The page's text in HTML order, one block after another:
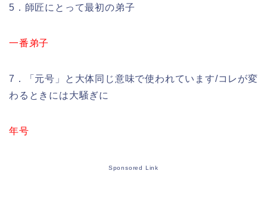
5．師匠にとって最初の弟子
一番弟子
7．「元号」と大体同じ意味で使われています/コレが変
わるときには大騒ぎに
年号
Sponsored Link